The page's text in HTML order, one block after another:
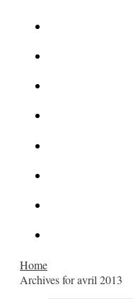
Home
Archives for avril 2013